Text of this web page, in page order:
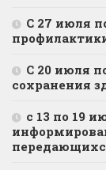
С 27 июля
С 20 июля
сохранения
с 13 по 19